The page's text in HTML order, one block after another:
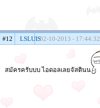
#12 LSLUIS02-10-2013 - 17:44:32
สมัครครับบบ ไอดอลเลยจัสตินน